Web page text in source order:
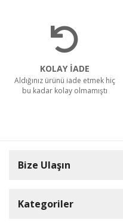
KOLAY İADE
Aldığınız ürünü iade etmek hiç
bu kadar kolay olmamıştı
Bize Ulaşın
Kategoriler